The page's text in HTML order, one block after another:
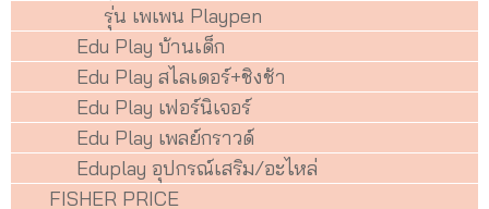
รุ่น เพเพน Playpen
Edu Play บ้านเด็ก
Edu Play สไลเดอร์+ชิงช้า
Edu Play เฟอร์นิเจอร์
Edu Play เพลย์กราวด์
Eduplay อุปกรณ์เสริม/อะไหล่
FISHER PRICE